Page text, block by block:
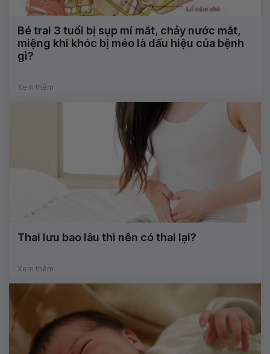
Bé trai 3 tuổi bị sụp mí mắt, chảy nước mắt,
miệng khi khóc bị méo là dấu hiệu của bệnh
gì?
Xem thêm
Thai lưu bao lâu thì nên có thai lại?
Xem thêm